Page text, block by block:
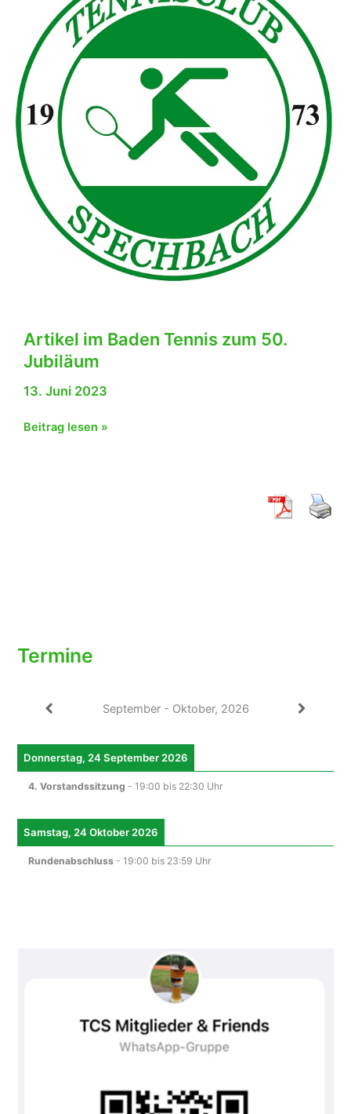
Termine
September - Oktober, 2026
Donnerstag, 24 September 2026
4. Vorstandssitzung - 19:00 bis 22:30 Uhr
Samstag, 24 Oktober 2026
Rundenabschluss - 19:00 bis 23:59 Uhr
grandiosem
Sieg
im
letzten
Auswärtsspiel
bei
der
SGK
Heidelberg
1
Artikel im Baden Tennis zum 50.
Jubiläum
13. Juni 2023
Artikel
Beitrag lesen »